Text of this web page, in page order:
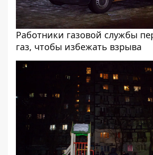
Работники газовой службы
газ, чтобы избежать взрыва